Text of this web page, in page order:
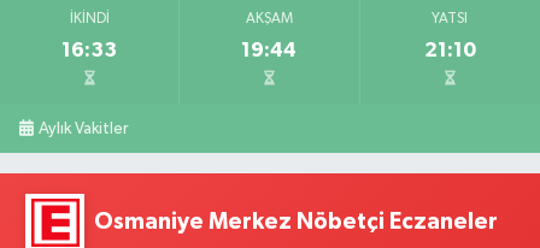
İKINDI
16:33
AKŞAM
19:44
YATSI
21:10
Aylık Vakitler
Osmaniye Merkez Nöbetçi Eczaneler